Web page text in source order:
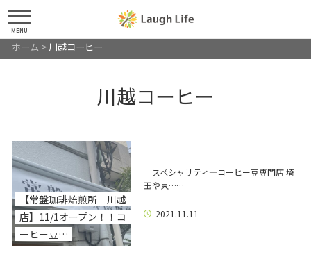
MENU
ホーム > 川越コーヒー
川越コーヒー
【常盤珈琲焙煎所 川越
店】11/1オープン！！コ
ーヒー豆…
スペシャリティ―コーヒー豆専門店 埼
玉や東……
2021.11.11